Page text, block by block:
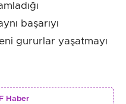
başarıyı
gururlar yaşatmayı
Haber